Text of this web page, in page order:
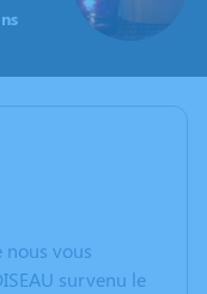
nous vous
survenu le